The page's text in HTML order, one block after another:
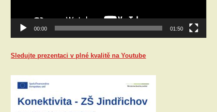
00:00 01:50
Sledujte prezentaci v plné kvalitě na Youtube